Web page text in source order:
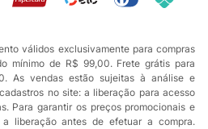
válidos exclusivamente para compras
mínimo de R$ 99,00. Frete grátis para
As vendas estão sujeitas à análise e
no site: a liberação para acesso
Para garantir os preços promocionais e
liberação antes de efetuar a compra.